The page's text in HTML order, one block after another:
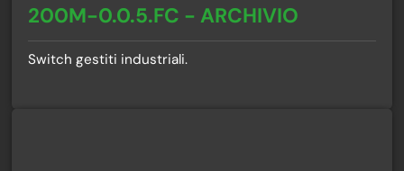
200M-0.0.5.FC - ARCHIVIO
Switch gestiti industriali.